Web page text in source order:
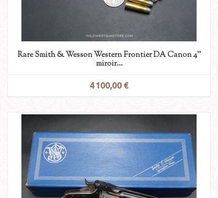
Rare Smith & Wesson Western Frontier DA Canon 4''
miroir...
4 100,00 €